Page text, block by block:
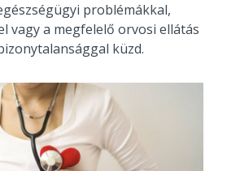
problémákkal,
vagy a megfelelő orvosi ellátás
küzd.